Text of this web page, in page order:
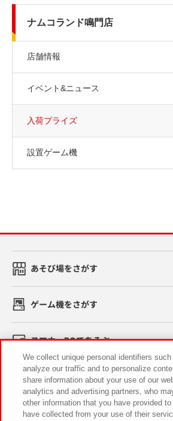
ナムコランド鳴門店
店舗情報
イベント&ニュース
入荷プライズ
設置ゲーム機
あそび場をさがす
ゲーム機をさがす
スマホ・PCであそぶ
イベント・キャンペーン
We collect unique personal identifiers
analyze our traffic and to personalize
share information about your use of our
analytics and advertising partners, who
other information that you have provided
have collected from your use of their